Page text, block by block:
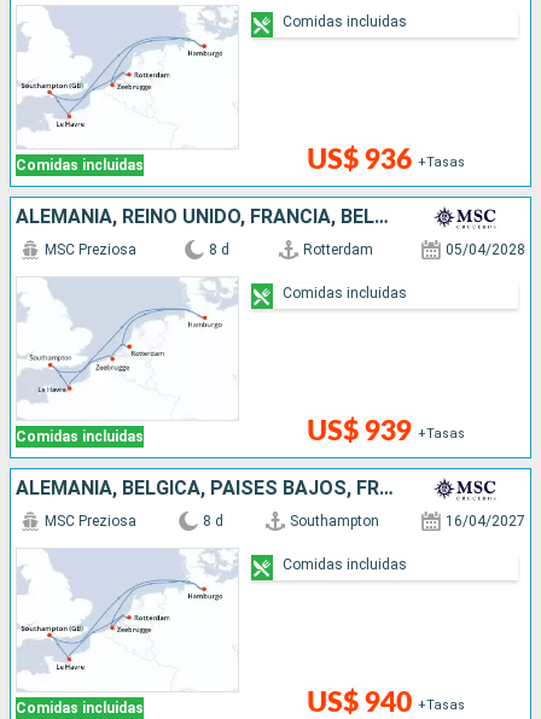
Comidas incluidas US$ 936 +Tasas
Comidas incluidas
ALEMANIA, REINO UNIDO, FRANCIA, BÉLGICA, PAISES BAJOS
Comidas incluidas
MSC Preziosa 8 d Rotterdam 05/04/2028
US$ 939 +Tasas
Comidas incluidas
ALEMANIA, BÉLGICA, PAISES BAJOS, FRANCIA, REINO UNIDO
Comidas incluidas
MSC Preziosa 8 d Southampton 16/04/2027
US$ 940 +Tasas
Comidas incluidas